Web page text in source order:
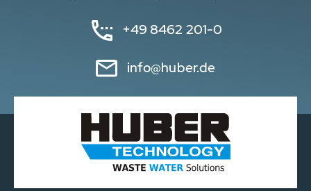
+49 8462 201-0
info@huber.de